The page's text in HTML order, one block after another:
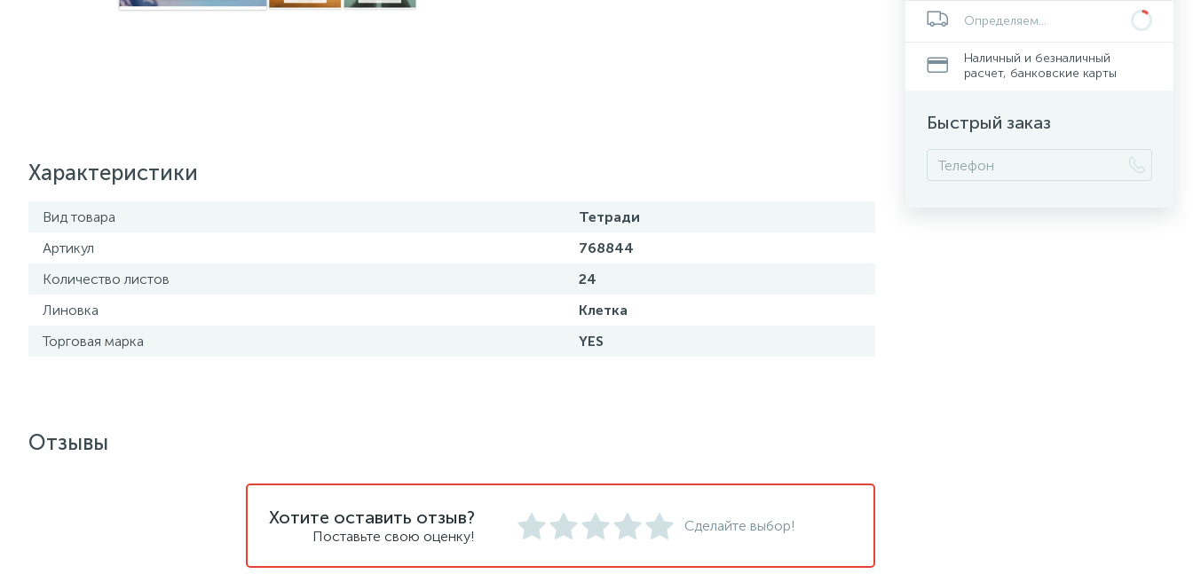
Характеристики
Вид товара
Тетради
Артикул
768844
Количество листов
24
Линовка
Клетка
Торговая марка
YES
Определяем...
Наличный и безналичный
расчет, банковские карты
Быстрый заказ
Отзывы
Хотите оставить отзыв?
Поставьте свою оценку!
Сделайте выбор!